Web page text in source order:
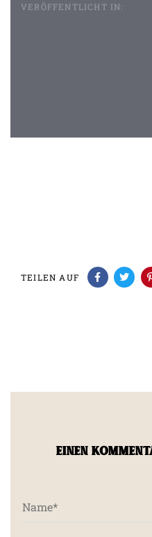
VERÖFFENTLICHT IN:
TEILEN AUF
EINEN